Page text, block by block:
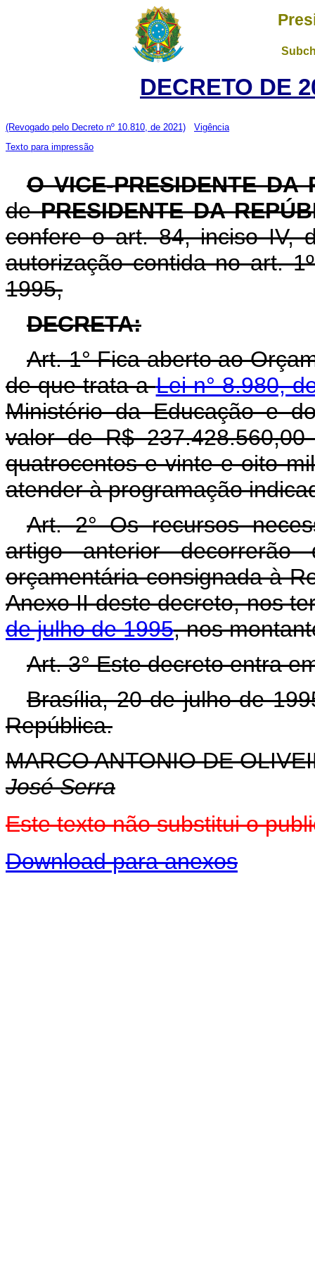
DECRETO DE
(Revogado pelo Decreto nº 10.810, de 2021)
Vigência
Texto para impressão
O VICE-PRESIDENTE DA
dePRESIDENTE DA
confere o art. 84, inciso IV,
autorização contida no art.
1995,
DECRETA:
Art. 1° Fica aberto ao
de que trata aLei n° 8.980,
Ministério da Educação e
valor de R$
quatrocentos e vinte e oito
atender à programação
Art. 2° Os recursos
artigo anterior
orçamentária consignada à
Anexo II deste decreto, nos
de julho de 1995, nos
Art. 3° Este decreto entra
Brasília, 20 de julho de
República.
MARCO ANTONIO DE
José Serra
Este texto não substitui o
Download para anexos